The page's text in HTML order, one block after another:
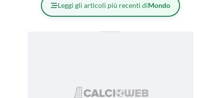
Leggi gli articoli più recenti diMondo